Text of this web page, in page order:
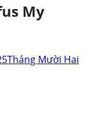
My
Tháng Mười Hai